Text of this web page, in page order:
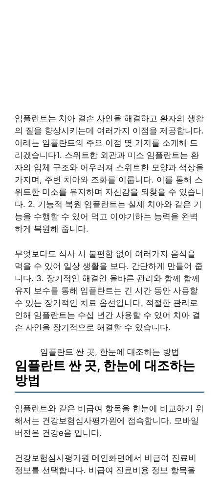
임플란트는 치아 결손 사안을 해결하고 환자의 생활
의 질을 향상시키는데 여러가지 이점을 제공합니다.
아래는 임플란트의 주요 이점 몇 가지를 소개해 드
리겠습니다1. 스위트한 외관과 미소 임플란트는 환
자의 입체 구조와 어우러져 스위트한 모양과 색상을
가지며, 주변 치아와 조화를 이룹니다. 이를 통해 스
위트한 미소를 유지하며 자신감을 되찾을 수 있습니
다. 2. 기능적 복원 임플란트는 실제 치아와 같은 기
능을 수행할 수 있어 먹고 이야기하는 능력을 완벽
하게 복원해 줍니다.
무엇보다도 식사 시 불편함 없이 여러가지 음식을
먹을 수 있어 일상 생활을 보다. 간단하게 만들어 줍
니다. 3. 장기적인 해결안 올바른 관리와 함께 함께
유지 보수를 통해 임플란트는 긴 시간 동안 사용할
수 있는 장기적인 치료 옵션입니다. 적절한 관리로
인해 임플란트는 수십 년간 사용할 수 있어 치아 결
손 사안을 장기적으로 해결할 수 있습니다.
임플란트 싼 곳, 한눈에 대조하는 방법
임플란트 싼 곳, 한눈에 대조하는
방법
임플란트와 같은 비급여 항목을 한눈에 비교하기 위
해서는 건강보험심사평가원에 접속합니다. 모바일
버전은 건강e음 입니다.
건강보험심사평가원 메인화면에서 비급여 진료비
정보를 선택합니다. 비급여 진료비용 정보 항목을